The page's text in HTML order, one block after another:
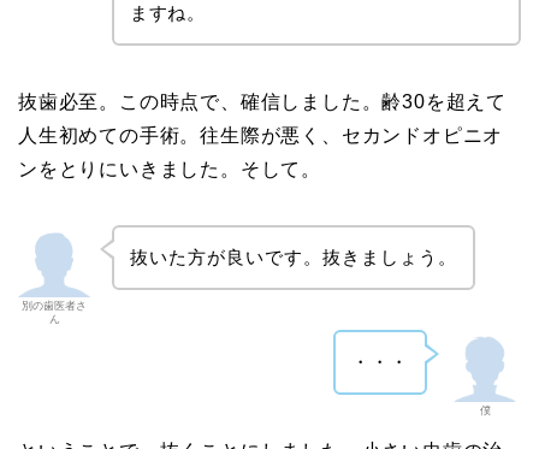
ますね。
抜歯必至。この時点で、確信しました。齢30を超えて
人生初めての手術。往生際が悪く、セカンドオピニオ
ンをとりにいきました。そして。
別の歯医者さ
ん
抜いた方が良いです。抜きましょう。
僕
・・・